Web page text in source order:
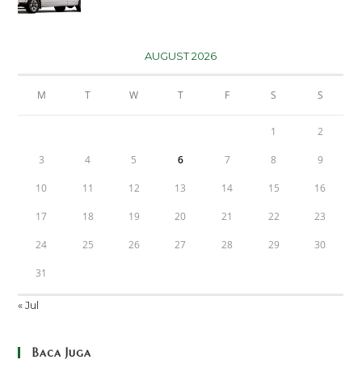
AUGUST 2026
M T W T F S S
1 2
3 4 5 6 7 8 9
10 11 12 13 14 15 16
17 18 19 20 21 22 23
24 25 26 27 28 29 30
31
« Jul
Baca Juga